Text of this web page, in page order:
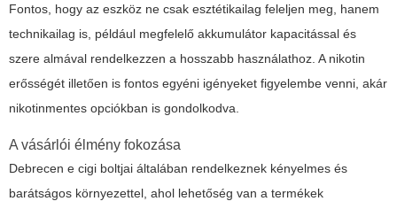
Fontos, hogy az eszköz ne csak esztétikailag feleljen meg, hanem
technikailag is, például megfelelő akkumulátor kapacitással és
szere almával rendelkezzen a hosszabb használathoz. A nikotin
erősségét illetően is fontos egyéni igényeket figyelembe venni, akár
nikotinmentes opciókban is gondolkodva.
A vásárlói élmény fokozása
Debrecen e cigi boltjai általában rendelkeznek kényelmes és
barátságos környezettel, ahol lehetőség van a termékek